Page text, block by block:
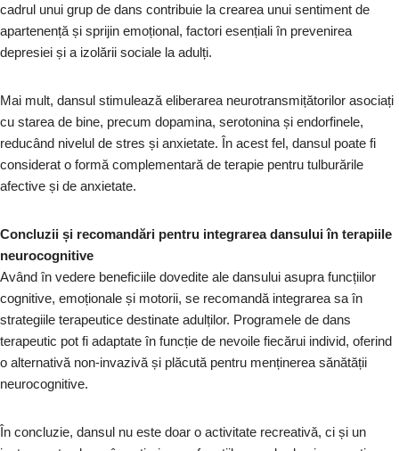
cadrul unui grup de dans contribuie la crearea unui sentiment de
apartenență și sprijin emoțional, factori esențiali în prevenirea
depresiei și a izolării sociale la adulți.
Mai mult, dansul stimulează eliberarea neurotransmițătorilor asociați
cu starea de bine, precum dopamina, serotonina și endorfinele,
reducând nivelul de stres și anxietate. În acest fel, dansul poate fi
considerat o formă complementară de terapie pentru tulburările
afective și de anxietate.
Concluzii și recomandări pentru integrarea dansului în terapiile
neurocognitive
Având în vedere beneficiile dovedite ale dansului asupra funcțiilor
cognitive, emoționale și motorii, se recomandă integrarea sa în
strategiile terapeutice destinate adulților. Programele de dans
terapeutic pot fi adaptate în funcție de nevoile fiecărui individ, oferind
o alternativă non-invazivă și plăcută pentru menținerea sănătății
neurocognitive.
În concluzie, dansul nu este doar o activitate recreativă, ci și un